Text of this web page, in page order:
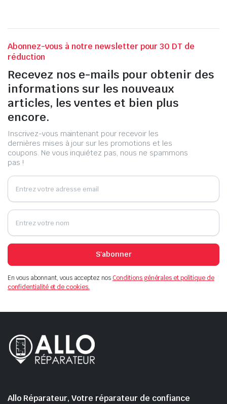
Abonnez-vous à notre newsletter pour 30 DT de
réduction
Recevez nos e-mails pour obtenir des
informations sur les nouveaux
articles, les ventes et bien plus
encore.
Inscrivez-vous maintenant pour recevoir les
dernières mises à jour sur les promotions et les
coupons. Ne vous inquiétez pas, nous ne spammons
pas !
S'abonner
En vous abonnant, vous acceptez nosConditions générales et politique de
confidentialité et de cookies.
Allo Réparateur, Votre réparateur de confiance